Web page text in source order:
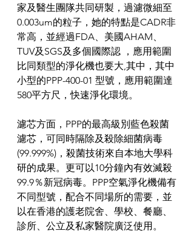
家及醫生團隊共同研製，過濾微細至
0.003um的粒子，她的特點是CADR非
常高，並經過FDA、美國AHAM、
TUV及SGS及多個國際認 ，應用範圍
比同類型的淨化機也要大,其中，其中
小型的PPP-400-01 型號，應用範圍達
580平方尺，快速淨化環境。
濾芯方面，PPP的最高級別藍色殺菌
濾芯，可同時隔除及殺除細菌病毒
(99.999%)，殺菌技術來自本地大學科
研的成果。更可以10分鐘內有效滅殺
99.9％新冠病毒。PPP空氣淨化機備有
不同型號，配合不同場所的需要，並
以在香港的護老院舍、學校、餐廳、
診所、公立及私家醫院廣泛使用。